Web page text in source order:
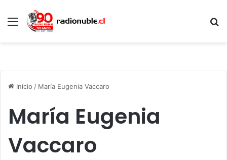
Menú
Inicio / María Eugenia Vaccaro
María Eugenia
Vaccaro